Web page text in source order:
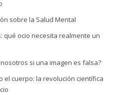
sobre la Salud Mental
qué ocio necesita realmente un
si una imagen es falsa?
el cuerpo: la revolución científica